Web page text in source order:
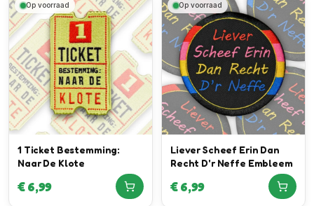
Op voorraad
1 Ticket Bestemming:
Naar De Klote
€6,99
Op voorraad
Liever Scheef Erin Dan
Recht D'r Neffe Embleem
€6,99